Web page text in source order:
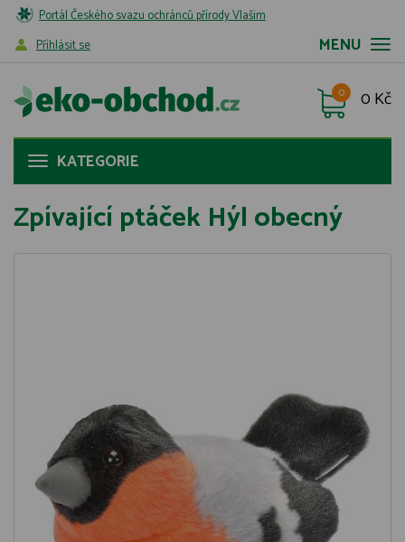
Portál Českého svazu ochránců přírody Vlašim
MENU
Příhlásit se
0 Kč
0
KATEGORIE
Zpívající ptáček Hýl obecný